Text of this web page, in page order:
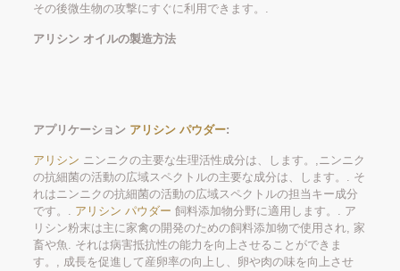
その後微生物の攻撃にすぐに利用できます。.
アリシン オイルの製造方法
アプリケーション アリシン パウダー:
アリシン ニンニクの主要な生理活性成分は、します。,ニンニク
の抗細菌の活動の広域スペクトルの主要な成分は、します。. そ
れはニンニクの抗細菌の活動の広域スペクトルの担当キー成分
です。. アリシン パウダー 飼料添加物分野に適用します。. ア
リシン粉末は主に家禽の開発のための飼料添加物で使用され, 家
畜や魚. それは病害抵抗性の能力を向上させることができま
す。, 成長を促進して産卵率の向上し、卵や肉の味を向上させ